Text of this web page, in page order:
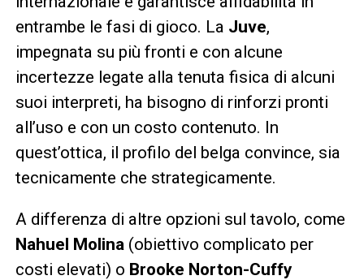
entrambe le fasi di gioco. La Juve,
impegnata su più fronti e con alcune
incertezze legate alla tenuta fisica di alcuni
suoi interpreti, ha bisogno di rinforzi pronti
all’uso e con un costo contenuto. In
quest’ottica, il profilo del belga convince, sia
tecnicamente che strategicamente.
A differenza di altre opzioni sul tavolo, come
Nahuel Molina (obiettivo complicato per
costi elevati) o Brooke Norton-Cuffy